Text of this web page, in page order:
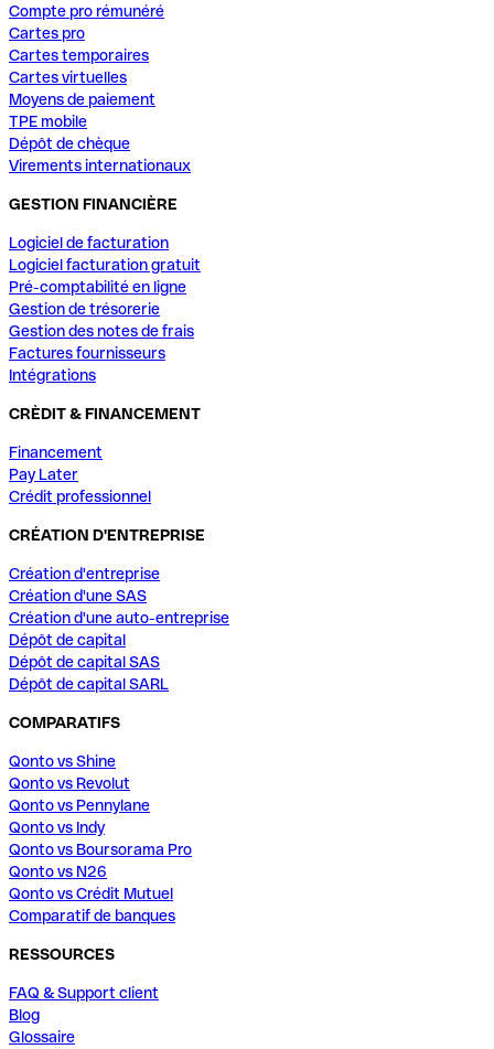
Compte pro rémunéré
Cartes pro
Cartes temporaires
Cartes virtuelles
Moyens de paiement
TPE mobile
Dépôt de chèque
Virements internationaux
GESTION FINANCIÈRE
Logiciel de facturation
Logiciel facturation gratuit
Pré-comptabilité en ligne
Gestion de trésorerie
Gestion des notes de frais
Factures fournisseurs
Intégrations
CRÈDIT & FINANCEMENT
Financement
Pay Later
Crédit professionnel
CRÉATION D'ENTREPRISE
Création d'entreprise
Création d'une SAS
Création d'une auto-entreprise
Dépôt de capital
Dépôt de capital SAS
Dépôt de capital SARL
COMPARATIFS
Qonto vs Shine
Qonto vs Revolut
Qonto vs Pennylane
Qonto vs Indy
Qonto vs Boursorama Pro
Qonto vs N26
Qonto vs Crédit Mutuel
Comparatif de banques
RESSOURCES
FAQ & Support client
Blog
Glossaire